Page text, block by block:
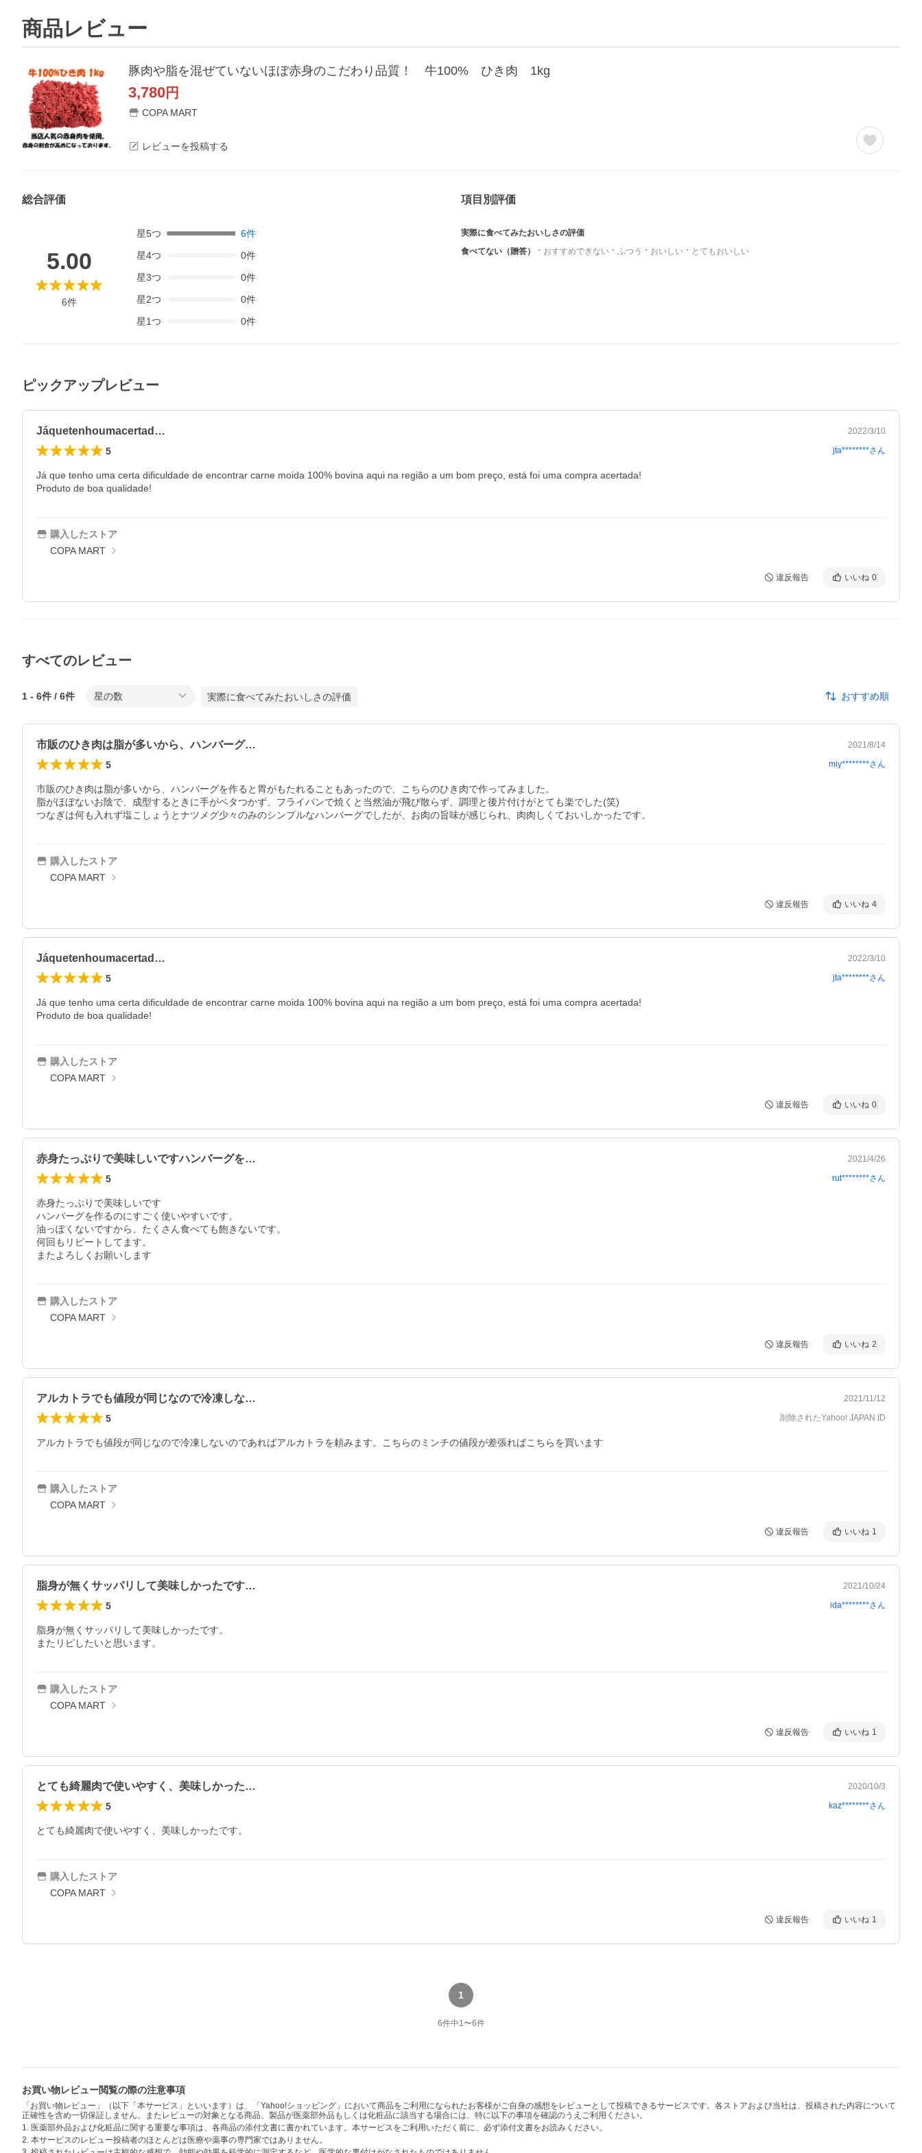
商品レビュー
豚肉や脂を混ぜていないほぼ赤身のこだわり品質！ 牛100% ひき肉 1kg
3,780円
COPA MART
レビューを投稿する
総合評価
5.00
6件
星5つ 6件
星4つ 0件
星3つ 0件
星2つ 0件
星1つ 0件
項目別評価
実際に食べてみたおいしさの評価
食べてない（贈答）
おすすめできない ふつう おいしい とてもおいしい
ピックアップレビュー
Jáquetenhoumacertad… 2022/3/10
5 jta********さん
Já que tenho uma certa dificuldade de encontrar carne moida 100% bovina aqui na região a um bom preço, está foi uma compra acertada!
Produto de boa qualidade!
購入したストア
COPA MART
違反報告 いいね 0
すべてのレビュー
1 - 6件 / 6件 星の数 実際に食べてみたおいしさの評価 おすすめ順
市販のひき肉は脂が多いから、ハンバーグ… 2021/8/14
5 miy********さん
市販のひき肉は脂が多いから、ハンバーグを作ると胃がもたれることもあったので、こちらのひき肉で作ってみました。
脂がほぼないお陰で、成型するときに手がベタつかず、フライパンで焼くと当然油が飛び散らず、調理と後片付けがとても楽でした(笑)
つなぎは何も入れず塩こしょうとナツメグ少々のみのシンプルなハンバーグでしたが、お肉の旨味が感じられ、肉肉しくておいしかったです。
購入したストア
COPA MART
違反報告 いいね 4
Jáquetenhoumacertad… 2022/3/10
5 jta********さん
Já que tenho uma certa dificuldade de encontrar carne moida 100% bovina aqui na região a um bom preço, está foi uma compra acertada!
Produto de boa qualidade!
購入したストア
COPA MART
違反報告 いいね 0
赤身たっぷりで美味しいですハンバーグを… 2021/4/26
5 rut********さん
赤身たっぷりで美味しいです
ハンバーグを作るのにすごく使いやすいです。
油っぽくないですから、たくさん食べても飽きないです。
何回もリピートしてます。
またよろしくお願いします
購入したストア
COPA MART
違反報告 いいね 2
アルカトラでも値段が同じなので冷凍しな… 2021/11/12
5 削除されたYahoo! JAPAN ID
アルカトラでも値段が同じなので冷凍しないのであればアルカトラを頼みます。こちらのミンチの値段が差張ればこちらを買います
購入したストア
COPA MART
違反報告 いいね 1
脂身が無くサッパリして美味しかったです… 2021/10/24
5 ida********さん
脂身が無くサッパリして美味しかったです。
またリピしたいと思います。
購入したストア
COPA MART
違反報告 いいね 1
とても綺麗肉で使いやすく、美味しかった… 2020/10/3
5 kaz********さん
とても綺麗肉で使いやすく、美味しかったです。
購入したストア
COPA MART
違反報告 いいね 1
1
6件中1〜6件
お買い物レビュー閲覧の際の注意事項
「お買い物レビュー」（以下「本サービス」といいます）は、「Yahoo!ショッピング」において商品をご利用になられたお客様がご自身の感想をレビューとして投稿できるサービスです。各ストアおよび当社は、投稿された内容について
正確性を含め一切保証しません。またレビューの対象となる商品、製品が医薬部外品もしくは化粧品に該当する場合には、特に以下の事項を確認のうえご利用ください。
1. 医薬部外品および化粧品に関する重要な事項は、各商品の添付文書に書かれています。本サービスをご利用いただく前に、必ず添付文書をお読みください。
2. 本サービスのレビュー投稿者のほとんどは医療や薬事の専門家ではありません。